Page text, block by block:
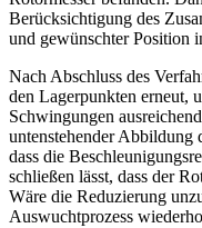
Berücksichtigung des
und gewünschter Position
Nach Abschluss des
den Lagerpunkten erneut,
Schwingungen
untenstehender Abbildung
dass die
schließen lässt, dass der
Wäre die Reduzierung
Auswuchtprozess